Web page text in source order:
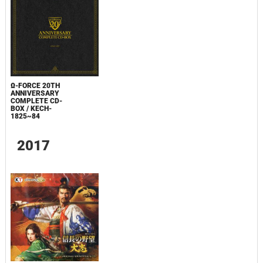
Ω-FORCE 20TH
ANNIVERSARY
COMPLETE CD-
BOX / KECH-
1825~84
2017